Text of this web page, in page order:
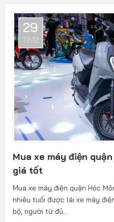
29
Th12
Mua xe máy điện
giá tốt
Mua xe máy điện quận Hóc
nhiêu tuổi được lái xe máy
bộ, người từ đủ...